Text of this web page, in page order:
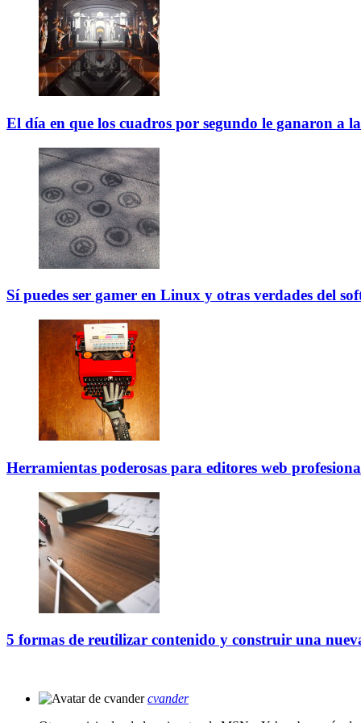
El día en que los cuadros por segundo le ganaron a
Sí puedes ser gamer en Linux y otras verdades del
Herramientas poderosas para editores web
5 formas de reutilizar contenido y construir una
cvander